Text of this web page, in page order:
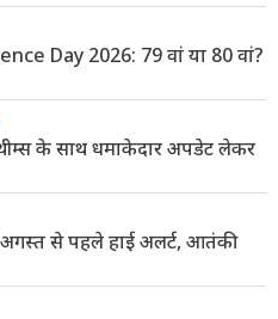
Day 2026: 79 वां या 80 वां?
के साथ धमाकेदार अपडेट लेकर
अगस्त से पहले हाई अलर्ट, आतंकी